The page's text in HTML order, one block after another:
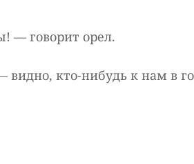
— говорит орел.
кто-нибудь к нам в